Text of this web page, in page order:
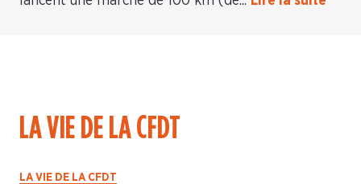
LA VIE DE LA CFDT
LA VIE DE LA CFDT